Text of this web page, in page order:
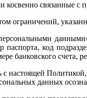
связанные с
ограничений,
код
банковского счета,
настоящей
данных